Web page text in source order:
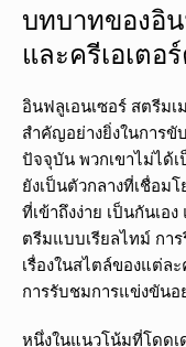
บทบาทของอิ
และครีเอเตอ
อินฟลูเอนเซอร์ สตรีม
สำคัญอย่างยิ่งในการขั
ปัจจุบัน พวกเขาไม่ได้
ยังเป็นตัวกลางที่เชื่อม
ที่เข้าถึงง่าย เป็นกันเอ
ตรีมแบบเรียลไทม์ การ
เรื่องในสไตล์ของแต่ล
การรับชมการแข่งขันอ
หนึ่งในแนวโน้มที่โดดเ